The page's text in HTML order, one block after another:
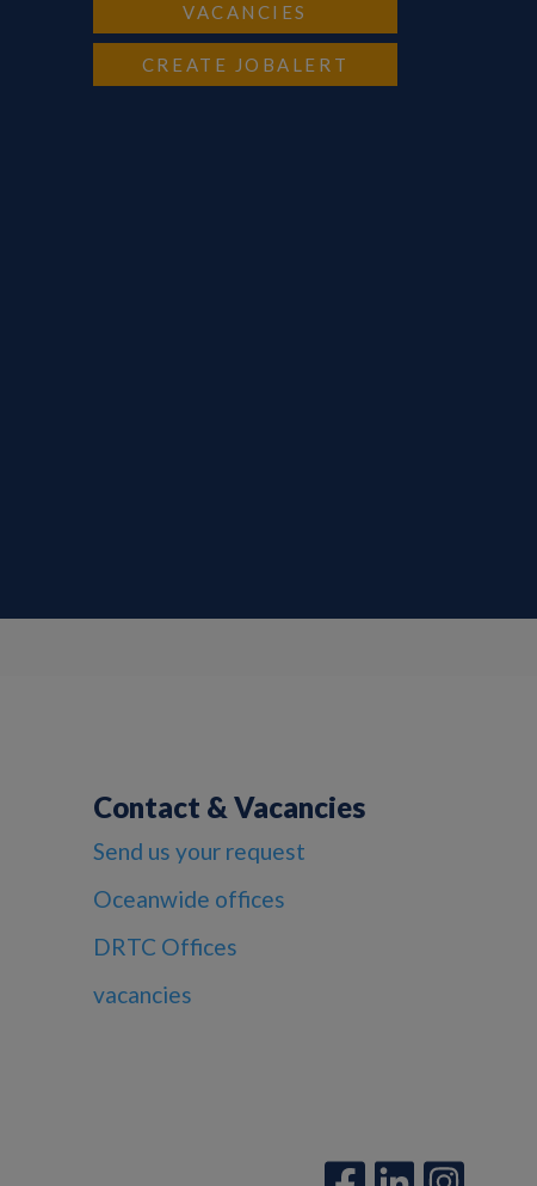
VACANCIES
CREATE JOBALERT
Contact & Vacancies
Send us your request
Oceanwide offices
DRTC Offices
vacancies